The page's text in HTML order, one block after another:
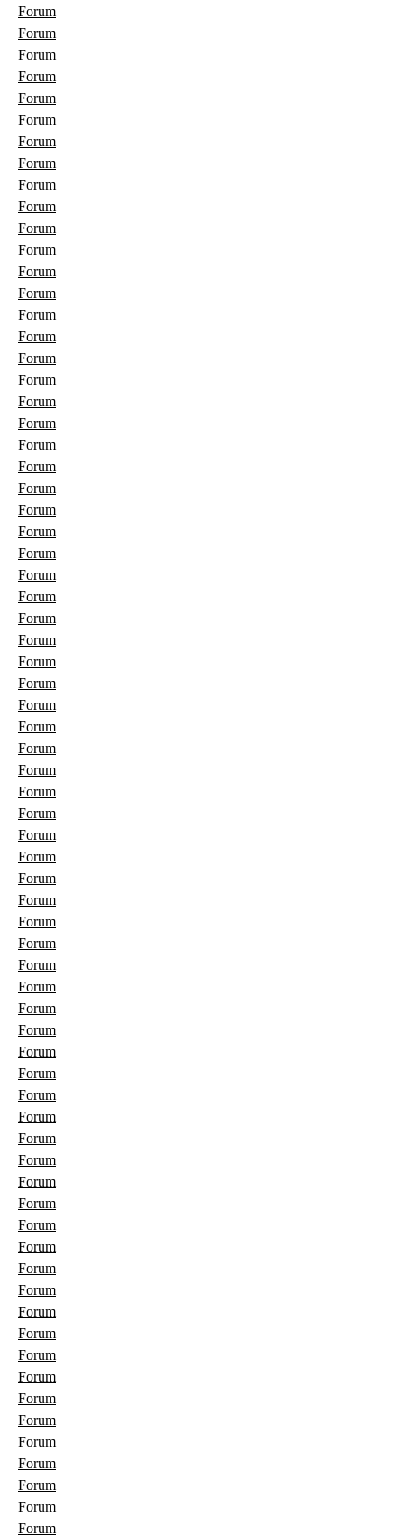
Forum
Forum
Forum
Forum
Forum
Forum
Forum
Forum
Forum
Forum
Forum
Forum
Forum
Forum
Forum
Forum
Forum
Forum
Forum
Forum
Forum
Forum
Forum
Forum
Forum
Forum
Forum
Forum
Forum
Forum
Forum
Forum
Forum
Forum
Forum
Forum
Forum
Forum
Forum
Forum
Forum
Forum
Forum
Forum
Forum
Forum
Forum
Forum
Forum
Forum
Forum
Forum
Forum
Forum
Forum
Forum
Forum
Forum
Forum
Forum
Forum
Forum
Forum
Forum
Forum
Forum
Forum
Forum
Forum
Forum
Forum